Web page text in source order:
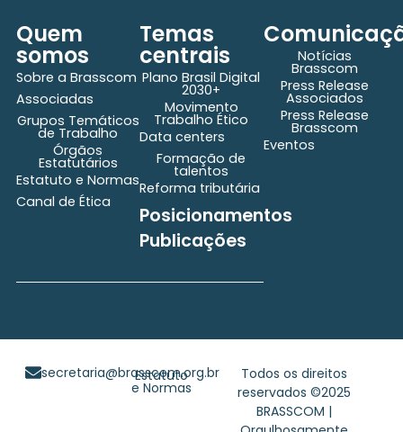
Quem
somos
Sobre a Brasscom
Associadas
Grupos Temáticos
de Trabalho
Órgãos
Estatutários
Estatuto e Normas
Canal de Ética
Temas
centrais
Plano Brasil Digital
2030+
Movimento
Trabalho Ético
Data centers
Formação de
talentos
Reforma tributária
Posicionamentos
Publicações
Notícias
Brasscom
Press Release
Associados
Press Release
Brasscom
Eventos
Todos os direitos
reservados ©2025
BRASSCOM |
secretaria@brasscom.org.br
Estatuto
e Normas